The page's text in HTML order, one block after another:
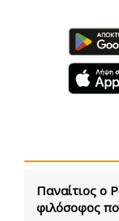
Παναίτιος ο
φιλόσοφος